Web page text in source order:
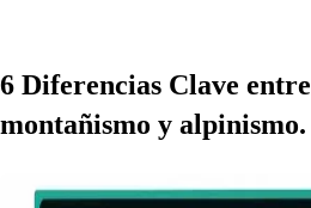
6 Diferencias Clave entre
montañismo y alpinismo.